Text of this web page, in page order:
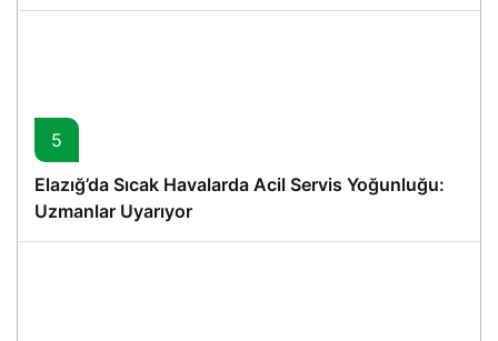
5
Elazığ’da Sıcak Havalarda Acil Servis Yoğunluğu:
Uzmanlar Uyarıyor